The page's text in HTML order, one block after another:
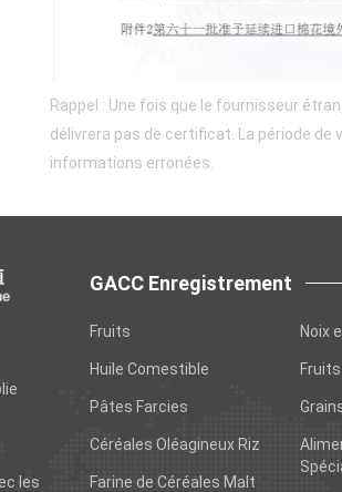
Rappel : Une fois que le fournisseur
délivrera pas de certificat. La période
informations erronées.
les
GACC Enregistrement
Fruits
Huile Comestible
Pâtes Farcies
Céréales Oléagineux Riz
Farine de Céréales Malt
Noix